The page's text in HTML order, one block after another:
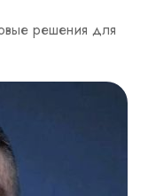
решения для